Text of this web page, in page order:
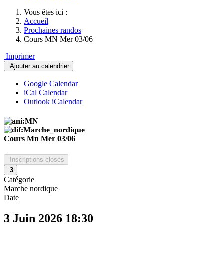
Vous êtes ici :
Accueil
Prochaines randos
Cours MN Mer 03/06
Imprimer
Ajouter au calendrier
Google Calendar
iCal Calendar
Outlook iCalendar
Cours Mn Mer 03/06
Inscriptions closes
3
Catégorie
Marche nordique
Date
3 Juin 2026 18:30